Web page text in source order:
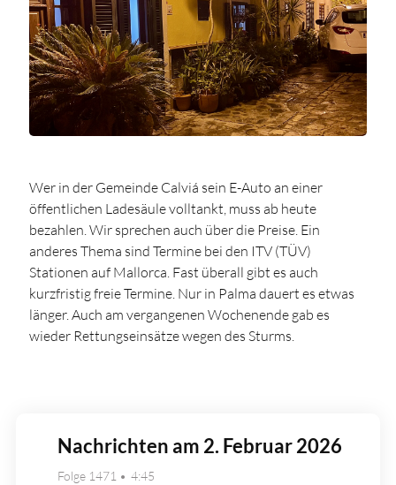
Wer in der Gemeinde Calviá sein E-Auto an einer
öffentlichen Ladesäule volltankt, muss ab heute
bezahlen. Wir sprechen auch über die Preise. Ein
anderes Thema sind Termine bei den ITV (TÜV)
Stationen auf Mallorca. Fast überall gibt es auch
kurzfristig freie Termine. Nur in Palma dauert es etwas
länger. Auch am vergangenen Wochenende gab es
wieder Rettungseinsätze wegen des Sturms.
Nachrichten am 2. Februar 2026
Folge 1471 4:45